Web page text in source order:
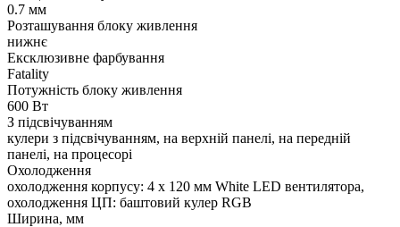
0.7 мм
Розташування блоку живлення
нижнє
Ексклюзивне фарбування
Fatality
Потужність блоку живлення
600 Вт
З підсвічуванням
кулери з підсвічуванням, на верхній панелі, на передній
панелі, на процесорі
Охолодження
охолодження корпусу: 4 x 120 мм White LED вентилятора,
охолодження ЦП: баштовий кулер RGB
Ширина, мм